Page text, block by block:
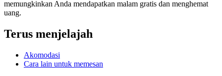
memungkinkan Anda mendapatkan malam gratis dan menghemat
uang.
Terus menjelajah
Akomodasi
Cara lain untuk memesan